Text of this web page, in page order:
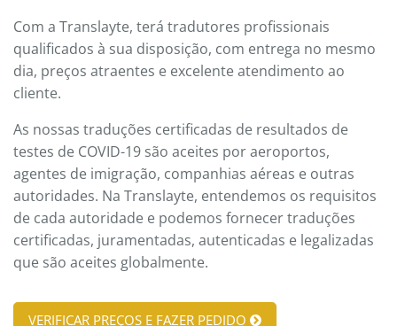
Com a Translayte, terá tradutores profissionais
qualificados à sua disposição, com entrega no mesmo
dia, preços atraentes e excelente atendimento ao
cliente.
As nossas traduções certificadas de resultados de
testes de COVID-19 são aceites por aeroportos,
agentes de imigração, companhias aéreas e outras
autoridades. Na Translayte, entendemos os requisitos
de cada autoridade e podemos fornecer traduções
certificadas, juramentadas, autenticadas e legalizadas
que são aceites globalmente.
VERIFICAR PREÇOS E FAZER PEDIDO